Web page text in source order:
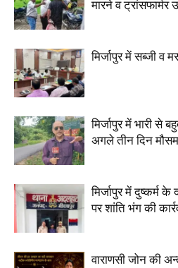
मारने व
मिर्जापुर में सब्जी व
मिर्जापुर में भारी से
अगले तीन दिन
मिर्जापुर में दुष्कर्म के
पर शांति भंग की
वाराणसी जोन की